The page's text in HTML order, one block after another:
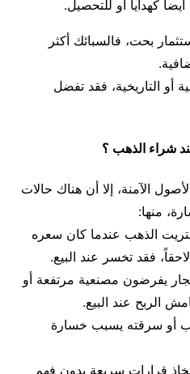
أيضاً كهدايا أو للتحصيل.
بحت، فالسبائك أكثر
أو التاريخية، فقد تفضل
شراء الذهب ؟
الآمنة، إلا أن هناك حالات
منها:
الذهب عندما كان سعره
فقد تخسر عند البيع.
يفرضون مصنعية مرتفعة أو
الربح عند البيع.
أو سرقته يسبب خسارة
قرارات سريعة بدون فهم